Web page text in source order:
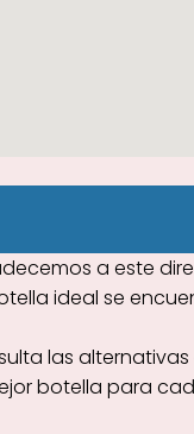
a este
ideal se
las
botella para